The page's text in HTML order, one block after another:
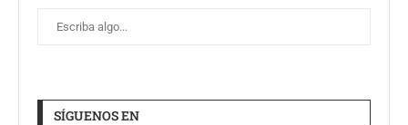
SÍGUENOS EN